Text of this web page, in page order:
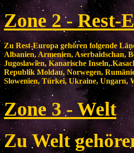
Zone 2 - Rest-
Zu Rest-Europa gehören folgende
Albanien, Armenien, Aserbaidschan,
Jugoslawien, Kanarische Inseln,
Republik Moldau, Norwegen,
Slowenien, Türkei, Ukraine, Ungarn,
Zone 3 - Welt
Zu Welt